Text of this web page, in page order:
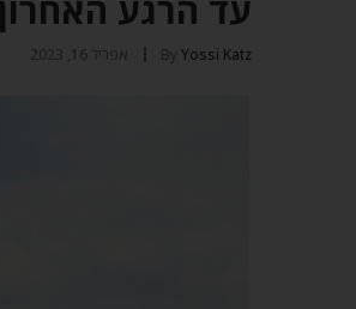
עד הרגע
By Yossi Katz אפריל 16, 2023